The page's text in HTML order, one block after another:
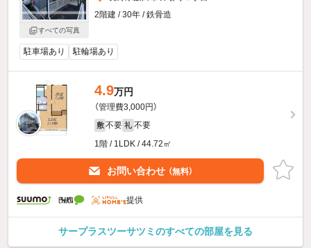
すべての写真
2階建 / 30年 / 鉄骨造
駐車場あり 駐輪場あり
4.9万円
（管理費3,000円）
敷 不要 礼 不要
1階 / 1LDK / 44.72㎡
お問い合わせ （無料）
提供
サープラスツーサツミのすべての部屋を見る